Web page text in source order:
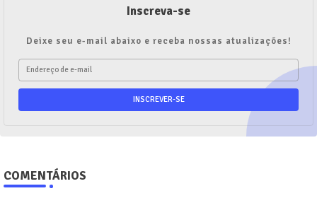
Inscreva-se
Deixe seu e-mail abaixo e receba nossas atualizações!
COMENTÁRIOS